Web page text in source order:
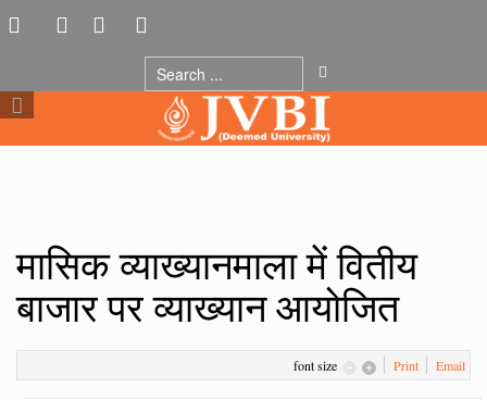
मासिक व्याख्यानमाला में वितीय
बाजार पर व्याख्यान आयोजित
font size Print Email